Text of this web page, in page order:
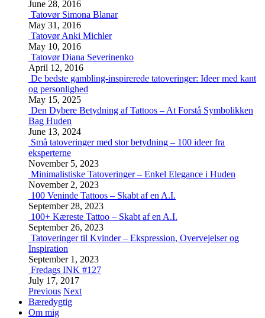
June 28, 2016
Tatovør Simona Blanar
May 31, 2016
Tatovør Anki Michler
May 10, 2016
Tatovør Diana Severinenko
April 12, 2016
De bedste gambling-inspirerede tatoveringer: Ideer med kant
og personlighed
May 15, 2025
Den Dybere Betydning af Tattoos – At Forstå Symbolikken
Bag Huden
June 13, 2024
Små tatoveringer med stor betydning – 100 ideer fra
eksperterne
November 5, 2023
Minimalistiske Tatoveringer – Enkel Elegance i Huden
November 2, 2023
100 Veninde Tattoos – Skabt af en A.I.
September 28, 2023
100+ Kæreste Tattoo – Skabt af en A.I.
September 26, 2023
Tatoveringer til Kvinder – Ekspression, Overvejelser og
Inspiration
September 1, 2023
Fredags INK #127
July 17, 2017
Previous Next
Bæredygtig
Om mig